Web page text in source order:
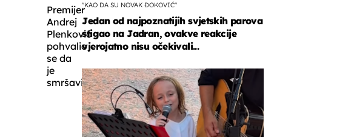
Premijer
Andrej
Plenković
pohvalio
se da
je
smršavio.
"KAO DA SU NOVAK ĐOKOVIĆ"
Jedan od najpoznatijih svjetskih parova
stigao na Jadran, ovakve reakcije
vjerojatno nisu očekivali...